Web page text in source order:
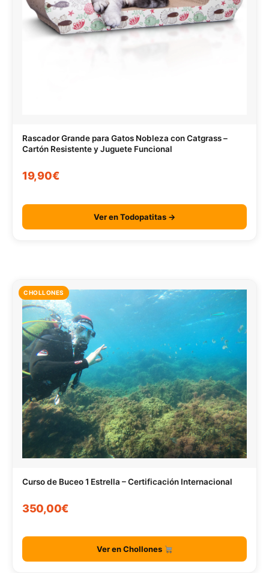
Rascador Grande para Gatos Nobleza con Catgrass –
Cartón Resistente y Juguete Funcional
19,90€
Ver en Todopatitas →
CHOLLONES
Curso de Buceo 1 Estrella – Certificación Internacional
350,00€
Ver en Chollones